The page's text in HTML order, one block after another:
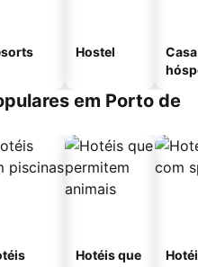
Hostel
em Porto de
Hotéis que